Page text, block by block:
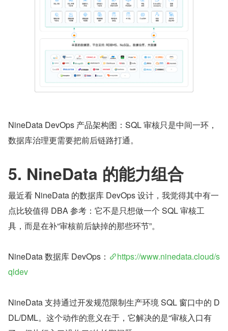
NineData DevOps 产品架构图：SQL 审核只是中间一环，
数据库治理更需要把前后链路打通。
5. NineData 的能力组合
最近看 NineData 的数据库 DevOps 设计，我觉得其中有一
点比较值得 DBA 参考：它不是只想做一个 SQL 审核工
具，而是在补“审核前后缺掉的那些环节”。
NineData 数据库 DevOps：
https://www.ninedata.cloud/s
qldev
NineData 支持通过开发规范限制生产环境 SQL 窗口中的 D
DL/DML。这个动作的意义在于，它解决的是“审核入口有